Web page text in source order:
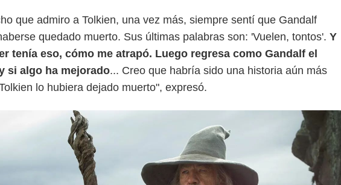
que admiro a Tolkien, una vez más, siempre sentí que Gandalf
quedado muerto. Sus últimas palabras son: 'Vuelen, tontos'. Y
tenía eso, cómo me atrapó. Luego regresa como Gandalf el
si algo ha mejorado... Creo que habría sido una historia aún más
lo hubiera dejado muerto", expresó.